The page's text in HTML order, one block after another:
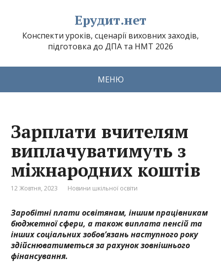
Ерудит.нет
Конспекти уроків, сценарії виховних заходів,
підготовка до ДПА та НМТ 2026
МЕНЮ
Зарплати вчителям
виплачуватимуть з
міжнародних коштів
12 Жовтня, 2023 Новини шкільної освіти
Заробітні плати освітянам, іншим працівникам
бюджетної сфери, а також виплата пенсій та
інших соціальних зобов’язань наступного року
здійснюватиметься за рахунок зовнішнього
фінансування.